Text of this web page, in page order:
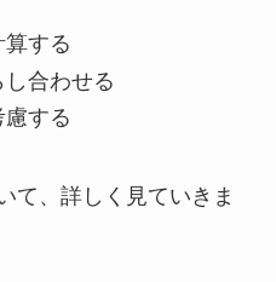
する
合わせる
慮する
て、詳しく見ていきま